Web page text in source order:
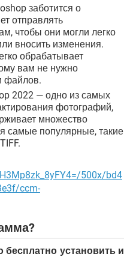
заботится о
отправлять
чтобы они могли легко
вносить изменения.
обрабатывает
вам не нужно
файлов.
2022 — одно из самых
фотографий,
множество
самые популярные, такие
500x/bd4
ccm-
бесплатно установить и